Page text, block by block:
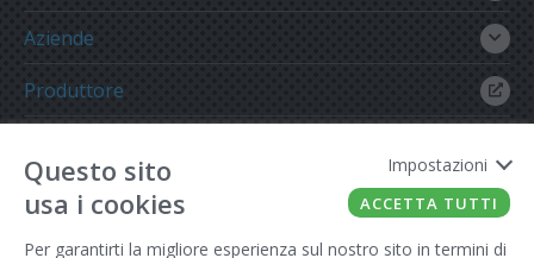
Aziende
Produttore
Questo sito
usa i cookies
Per garantirti la migliore esperienza sul nostro sito in termini di
Impostazioni
ACCETTA TUTTI